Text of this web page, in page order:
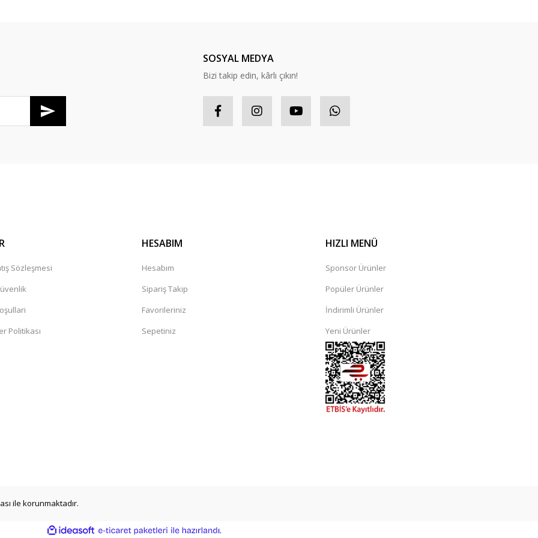
SOSYAL MEDYA
Bizi takip edin, kârlı çıkın!
Sözleşmesi
Politikası
HESABIM
Hesabım
Sipariş Takip
Favorileriniz
Sepetiniz
HIZLI MENÜ
Sponsor Ürünler
Popüler Ürünler
İndirimli Ürünler
Yeni Ürünler
ile korunmaktadır.
ideasoft
e-